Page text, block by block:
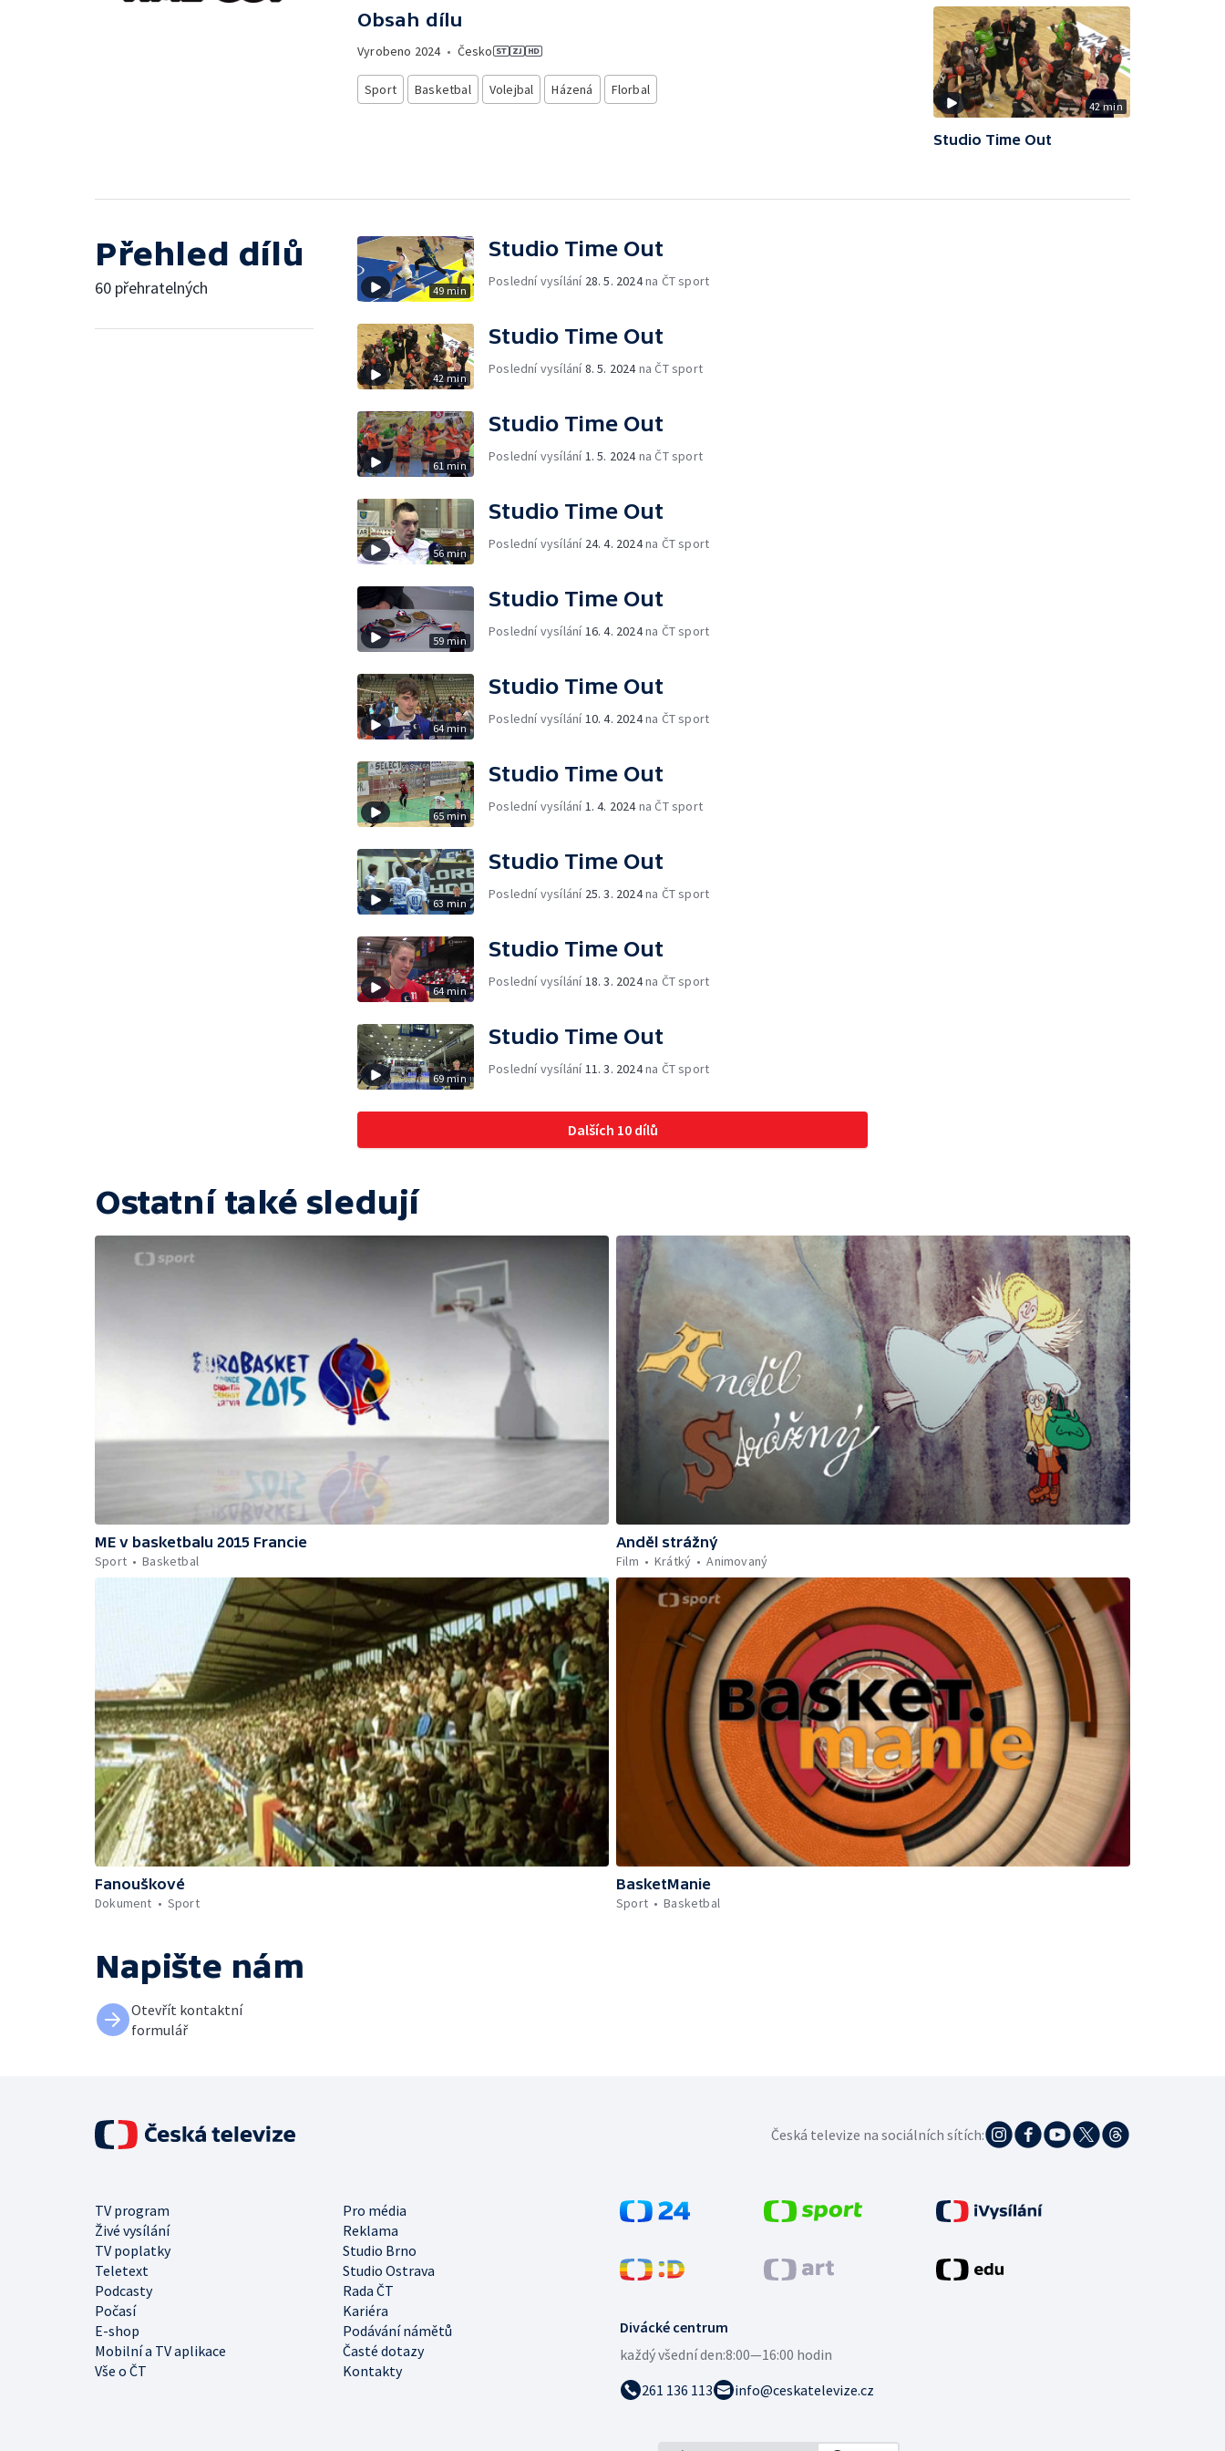
Obsah dílu
Vyrobeno 2024• Česko
Sport Basketbal Volejbal Házená Florbal
42 min
Studio Time Out
Přehled dílů
60 přehratelných 49 min
Studio Time Out
Poslední vysílání 28. 5. 2024na ČT sport
42 min
Studio Time Out
Poslední vysílání8. 5. 2024na ČT sport
61 min
Studio Time Out
Poslední vysílání 1. 5. 2024na ČT sport
56 min
Studio Time Out
Poslední vysílání 24. 4. 2024na ČT sport
59 min
Studio Time Out
Poslední vysílání 16. 4. 2024na ČT sport
64 min
Studio Time Out
Poslední vysílání 10. 4. 2024na ČT sport
65 min
Studio Time Out
Poslední vysílání 1. 4. 2024na ČT sport
63 min
Studio Time Out
Poslední vysílání 25. 3. 2024na ČT sport
64 min
Studio Time Out
Poslední vysílání 18. 3. 2024na ČT sport
69 min
Studio Time Out
Poslední vysílání 11. 3. 2024na ČT sport
Dalších 10 dílů
Ostatní také sledují
ME v basketbalu 2015 Francie
Sport
Basketbal
Anděl strážný
Film
Krátký Animovaný
Fanouškové
Dokument
Sport
BasketManie
Sport
Basketbal
Napište nám
Otevřít kontaktní
formulář
Divácké centrum
každý všední den:8:00—16:00 hodin
261 136 113
info@ceskatelevize.cz
TV program
Pro média
Živé vysílání
Reklama
TV poplatky
Studio Brno
Teletext
Studio Ostrava
Podcasty
Rada ČT
Počasí
Kariéra
E-shop
Podávání námětů
Mobilní a TV aplikace
Časté dotazy
Vše o ČT
Kontakty
Česká televize na sociálních sítích: